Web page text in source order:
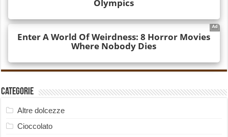
Categorie
Altre dolcezze
Cioccolato